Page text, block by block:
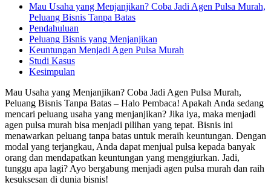
Mau Usaha yang Menjanjikan? Coba Jadi Agen Pulsa Murah,
Peluang Bisnis Tanpa Batas
Pendahuluan
Peluang Bisnis yang Menjanjikan
Keuntungan Menjadi Agen Pulsa Murah
Studi Kasus
Kesimpulan
Mau Usaha yang Menjanjikan? Coba Jadi Agen Pulsa Murah,
Peluang Bisnis Tanpa Batas – Halo Pembaca! Apakah Anda sedang
mencari peluang usaha yang menjanjikan? Jika iya, maka menjadi
agen pulsa murah bisa menjadi pilihan yang tepat. Bisnis ini
menawarkan peluang tanpa batas untuk meraih keuntungan. Dengan
modal yang terjangkau, Anda dapat menjual pulsa kepada banyak
orang dan mendapatkan keuntungan yang menggiurkan. Jadi,
tunggu apa lagi? Ayo bergabung menjadi agen pulsa murah dan raih
kesuksesan di dunia bisnis!